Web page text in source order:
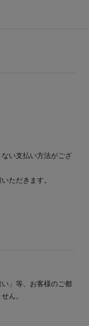
い支払い方法がござ
ただきます。
」等、お客様のご都
ん。